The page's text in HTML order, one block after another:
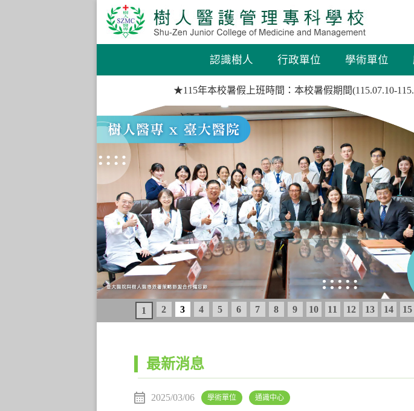
認識樹人 行政單位 學術單位
★115年本校暑假上班時間：本校暑假期間(115.07.10-
Previous
1 2 3 4 5 6 7 8 9 10 11 12 13 14 15
最新消息
2025/03/06 學術單位 通識中心